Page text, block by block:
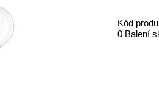
Kód
0 Balení